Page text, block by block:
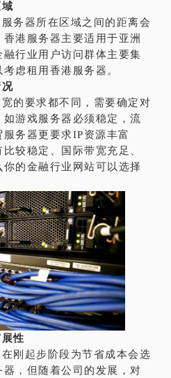
务器所在区域之间的距离会
港服务器主要适用于亚洲
行业用户访问群体主要集
虑租用香港服务器。
的要求都不同，需要确定对
游戏服务器必须稳定，流
务器更要求IP资源丰富
较稳定、国际带宽充足、
的金融行业网站可以选择
性
刚起步阶段为节省成本会选
，但随着公司的发展，对